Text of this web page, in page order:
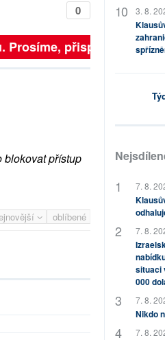
0
Prosíme, přispějte. ➥
blokovat přístup
oblíbené
3. 8.
7. 8.
7. 8.
situaci
000
7. 8.
Nikdo
7. 8.